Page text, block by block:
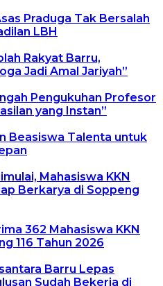
Praduga Tak Bersalah
LBH
Rakyat Barru,
Jadi Amal Jariyah”
Pengukuhan Profesor
yang Instan”
Beasiswa Talenta untuk
Mahasiswa KKN
Berkarya di Soppeng
362 Mahasiswa KKN
116 Tahun 2026
Barru Lepas
Sudah Bekerja di